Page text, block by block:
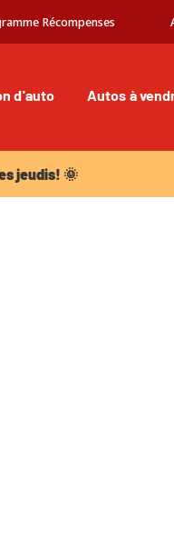
Récompenses
d'auto Autos à
jeudis! 🌞